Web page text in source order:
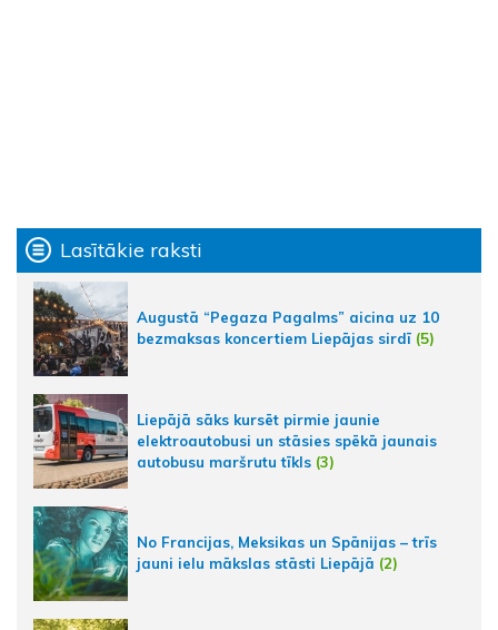
Lasītākie raksti
Augustā “Pegaza Pagalms” aicina uz 10
bezmaksas koncertiem Liepājas sirdī (5)
Liepājā sāks kursēt pirmie jaunie
elektroautobusi un stāsies spēkā jaunais
autobusu maršrutu tīkls (3)
No Francijas, Meksikas un Spānijas – trīs
jauni ielu mākslas stāsti Liepājā (2)